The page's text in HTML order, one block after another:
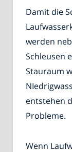
Damit die
werden
Schleusen
Stauraum
entstehen
Probleme.
Wenn